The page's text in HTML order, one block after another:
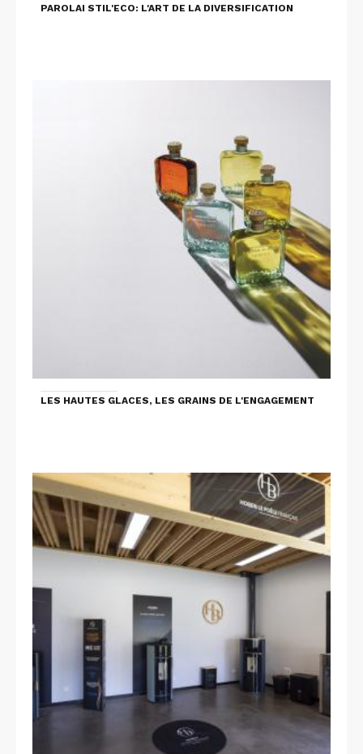
PAROLAI STIL'ECO: L'ART DE LA DIVERSIFICATION
LES HAUTES GLACES, LES GRAINS DE L'ENGAGEMENT